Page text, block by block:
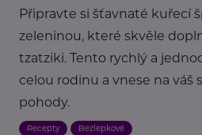
Připravte si šťavnaté kuřecí
zeleninou, které skvěle
tzatziki. Tento rychlý a
celou rodinu a vnese na váš
pohody.
Recepty Bezlepkové